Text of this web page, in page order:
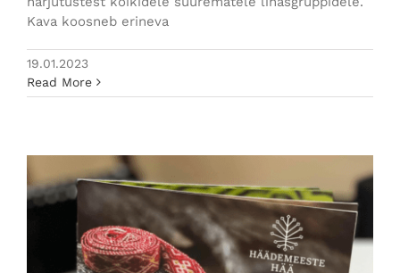
Kava koosneb erineva
19.01.2023
Read More